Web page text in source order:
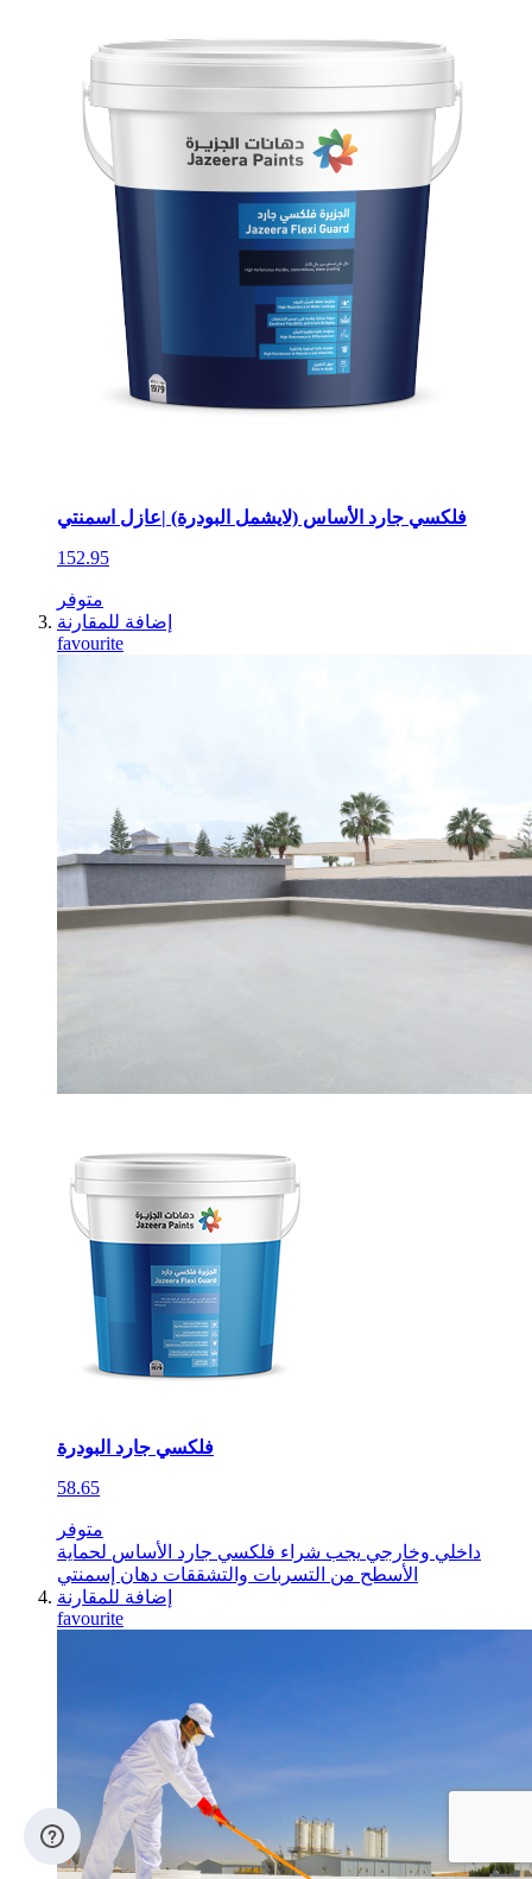
فلكسي جارد الأساس (لايشمل البودرة) |عازل اسمنتي
152.95
متوفر
إضافة للمقارنة
favourite
فلكسي جارد البودرة
58.65
متوفر
داخلي وخارجي يجب شراء فلكسي جارد الأساس لحماية
الأسطح من التسربات والتشققات دهان إسمنتي
إضافة للمقارنة
favourite